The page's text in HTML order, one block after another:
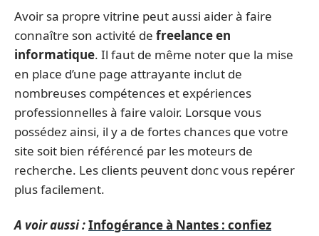
Avoir sa propre vitrine peut aussi aider à faire
connaître son activité de freelance en
informatique. Il faut de même noter que la mise
en place d’une page attrayante inclut de
nombreuses compétences et expériences
professionnelles à faire valoir. Lorsque vous
possédez ainsi, il y a de fortes chances que votre
site soit bien référencé par les moteurs de
recherche. Les clients peuvent donc vous repérer
plus facilement.
A voir aussi :Infogérance à Nantes : confiez